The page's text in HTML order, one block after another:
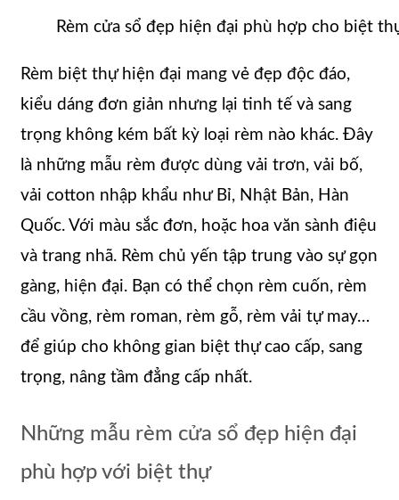
Rèm cửa sổ đẹp hiện đại phù hợp cho biệt
Rèm biệt thự hiện đại mang vẻ đẹp độc đáo,
kiểu dáng đơn giản nhưng lại tinh tế và sang
trọng không kém bất kỳ loại rèm nào khác. Đây
là những mẫu rèm được dùng vải trơn, vải bố,
vải cotton nhập khẩu như Bỉ, Nhật Bản, Hàn
Quốc. Với màu sắc đơn, hoặc hoa văn sành điệu
và trang nhã. Rèm chủ yến tập trung vào sự gọn
gàng, hiện đại. Bạn có thể chọn rèm cuốn, rèm
cầu vồng, rèm roman, rèm gỗ, rèm vải tự may…
để giúp cho không gian biệt thự cao cấp, sang
trọng, nâng tầm đẳng cấp nhất.
Những mẫu rèm cửa sổ đẹp hiện đại
phù hợp với biệt thự